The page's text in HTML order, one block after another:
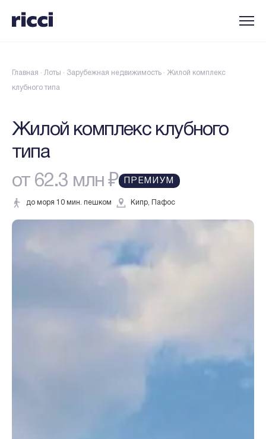
Главная · Лоты · Зарубежная недвижимость · Жилой комплекс
клубного типа
Жилой комплекс клубного
типа
от 62.3 млн ₽
до моря 10 мин. пешком Кипр, Пафос
ПРЕМИУМ